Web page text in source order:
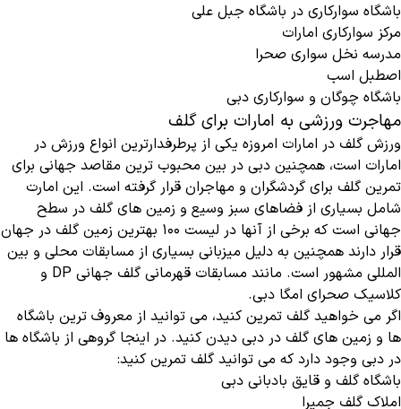
باشگاه سوارکاری در باشگاه جبل علی
مرکز سوارکاری امارات
مدرسه نخل سواری صحرا
اصطبل اسب
باشگاه چوگان و سوارکاری دبی
مهاجرت ورزشی به امارات برای گلف
ورزش گلف در امارات امروزه یکی از پرطرفدارترین انواع ورزش در
امارات است، همچنین دبی در بین محبوب ترین مقاصد جهانی برای
تمرین گلف برای گردشگران و مهاجران قرار گرفته است. این امارت
شامل بسیاری از فضاهای سبز وسیع و زمین های گلف در سطح
جهانی است که برخی از آنها در لیست 100 بهترین زمین گلف در جهان
قرار دارند همچنین به دلیل میزبانی بسیاری از مسابقات محلی و بین
المللی مشهور است. مانند مسابقات قهرمانی گلف جهانی DP و
کلاسیک صحرای امگا دبی.
اگر می خواهید گلف تمرین کنید، می توانید از معروف ترین باشگاه
ها و زمین های گلف در دبی دیدن کنید. در اینجا گروهی از باشگاه ها
در دبی وجود دارد که می توانید گلف تمرین کنید:
باشگاه گلف و قایق بادبانی دبی
املاک گلف جمیرا